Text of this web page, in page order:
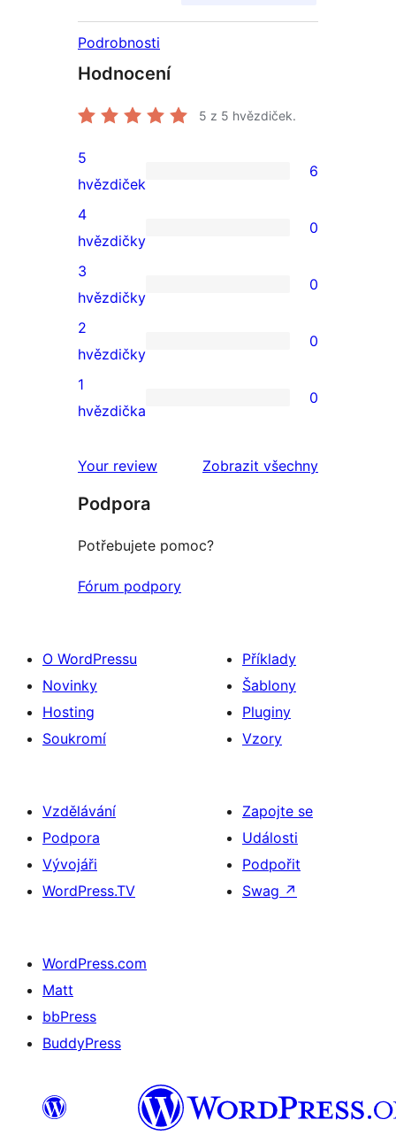
Podrobnosti
Hodnocení
5 z 5 hvězdiček.
6
5hvězdičkové
hodnocení
5
hvězdiček
6
0
4hvězdičkové
hodnocení
4
hvězdičky
0
0
3hvězdičkové
hodnocení
3
hvězdičky
0
0
2hvězdičkové
hodnocení
2
hvězdičky
0
0
hodnocení
1
hvězdička
0
Your review
Zobrazit všechny
Podpora
Potřebujete pomoc?
Fórum podpory
O WordPressu
Novinky
Hosting
Soukromí
Příklady
Šablony
Pluginy
Vzory
Vzdělávání
Podpora
Vývojáři
WordPress.TV
Zapojte se
Události
Podpořit
Swag ↗
WordPress.com
Matt
bbPress
BuddyPress